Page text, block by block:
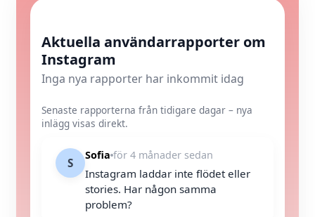
Aktuella användarrapporter om
Instagram
Inga nya rapporter har inkommit idag
Senaste rapporterna från tidigare dagar – nya
inlägg visas direkt.
S
Sofia för 4 månader sedan
Instagram laddar inte flödet eller
stories. Har någon samma
problem?